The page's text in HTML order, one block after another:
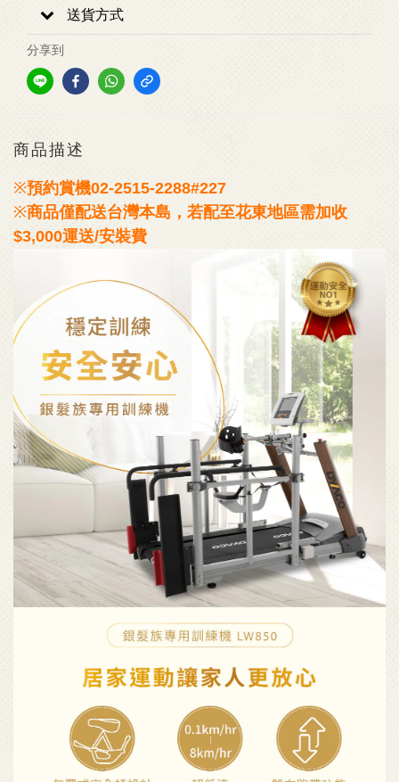
送貨方式
分享到
商品描述
※預約賞機02-2515-2288#227
※商品僅配送台灣本島，若配至花東地區需加收
$3,000運送/安裝費